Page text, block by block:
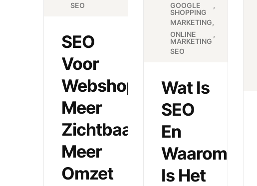
SEO
Voor
Webshops:
Meer
Zichtbaarheid,
Meer
Omzet
SEO
Wat Is
SEO
En
Waarom
Is Het
GOOGLE
SHOPPING
MARKETING
ONLINE
MARKETING
SEO